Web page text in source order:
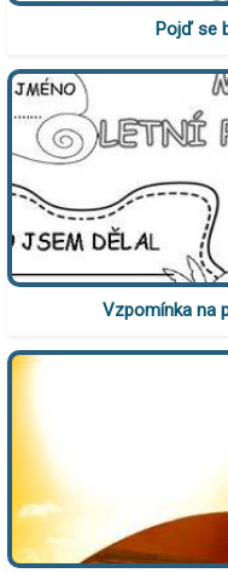
Pojď se
Vzpomínka na